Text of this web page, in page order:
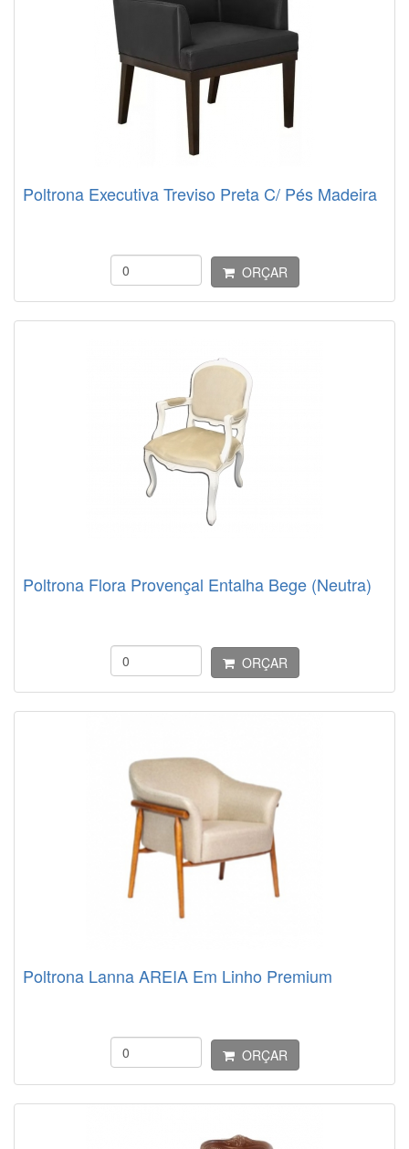
Poltrona Executiva Treviso Preta C/ Pés Madeira
ORÇAR
Poltrona Flora Provençal Entalha Bege (Neutra)
ORÇAR
Poltrona Lanna AREIA Em Linho Premium
ORÇAR